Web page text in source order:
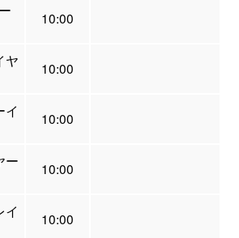
10:00
ヤ
10:00
イ
10:00
ー
10:00
イ
10:00